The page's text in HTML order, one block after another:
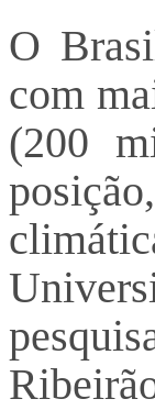
O
com
(200